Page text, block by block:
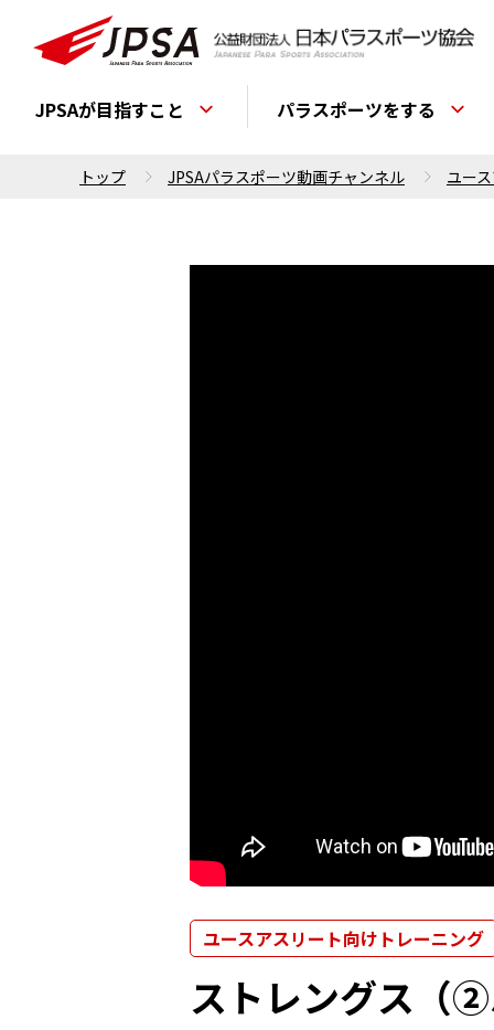
JPSAが目指すこと パラスポーツをする
トップ JPSAパラスポーツ動画チャンネル ユー
ユースアスリート向けトレーニング
ストレングス（